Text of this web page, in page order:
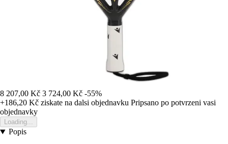
8 207,00 Kč 3 724,00 Kč -55%
+186,20 Kč ziskate na dalsi objednavku Pripsano po potvrzeni vasi
objednavky
Loading...
Popis